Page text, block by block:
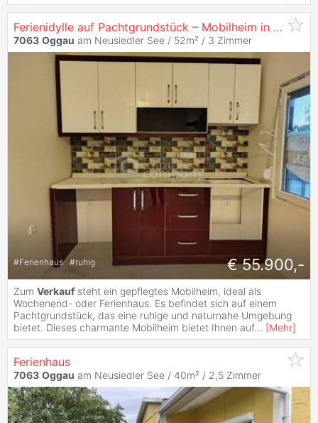
Ferienidylle auf Pachtgrundstück – Mobilheim in ruhiger Lage
7063 Oggau am Neusiedler See / 52m² / 3 Zimmer
#Ferienhaus #ruhig € 55.900,-
Zum Verkauf steht ein gepflegtes Mobilheim, ideal als
Wochenend- oder Ferienhaus. Es befindet sich auf einem
Pachtgrundstück, das eine ruhige und naturnahe Umgebung
bietet. Dieses charmante Mobilheim bietet Ihnen auf... [Mehr]
Ferienhaus
7063 Oggau am Neusiedler See / 40m² / 2,5 Zimmer